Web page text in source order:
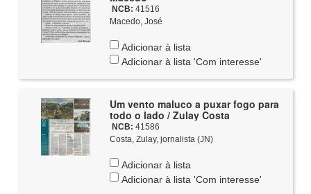
NCB: 41516
Macedo, José
Adicionar à lista
Adicionar à lista 'Com interesse'
Um vento maluco a puxar fogo para
todo o lado / Zulay Costa
NCB: 41586
Costa, Zulay, jornalista (JN)
Adicionar à lista
Adicionar à lista 'Com interesse'